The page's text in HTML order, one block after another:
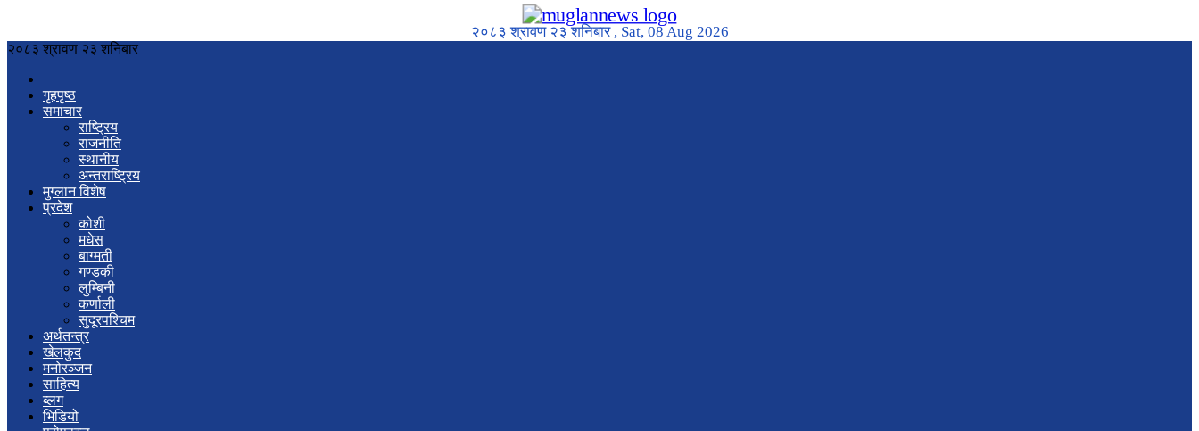
२०८३ श्रावण २३ शनिबार , Sat, 08 Aug 2026
२०८३ श्रावण २३ शनिबार
गृहपृष्ठ
समाचार
राष्ट्रिय
राजनीति
स्थानीय
अन्तराष्ट्रिय
मुग्लान विशेष
प्रदेश
कोशी
मधेस
बाग्मती
गण्डकी
लुम्बिनी
कर्णाली
सुदूरपश्चिम
अर्थतन्त्र
खेलकुद
मनोरञ्जन
साहित्य
ब्लग
भिडियो